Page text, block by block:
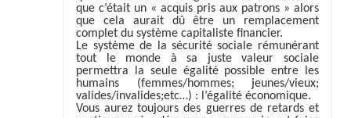
que c’était un « acquis pris aux patrons » alors
que cela aurait dû être un remplacement
complet du système capitaliste financier.
Le système de la sécurité sociale rémunérant
tout le monde à sa juste valeur sociale
permettra la seule égalité possible entre les
humains (femmes/hommes; jeunes/vieux;
valides/invalides;etc…) : l’égalité économique.
Vous aurez toujours des guerres de retards et